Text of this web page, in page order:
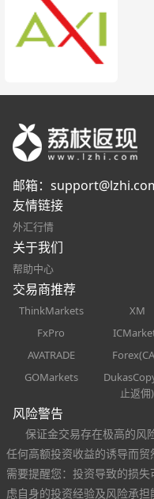
邮箱：
友情链接
外汇行情
关于我们
帮助中心
交易商推荐
ThinkMarkets XM
FxPro
AVATRADE
GOMarkets
止返佣)
风险警告
保证金交易存在极高的风
任何高额投资收益的诱导而贸
需要提醒您：投资导致的损
虑自身的投资经验及风险承